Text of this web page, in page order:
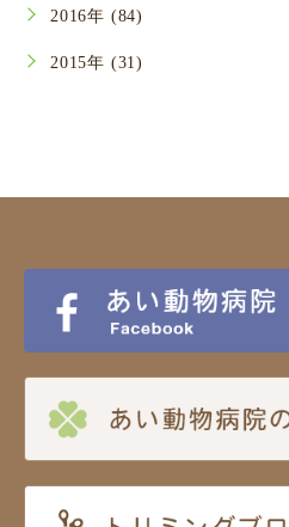
2016年 (84)
2015年 (31)